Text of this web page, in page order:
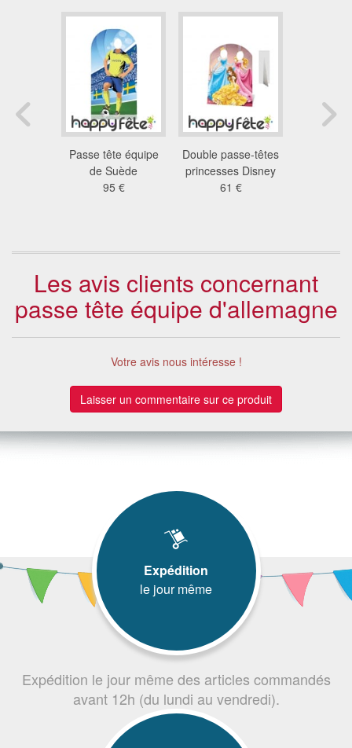
Passe tête équipe
de Suède
95 €
Double passe-têtes
princesses Disney
61 €
Les avis clients concernant
passe tête équipe d'allemagne
Votre avis nous intéresse !
Laisser un commentaire sur ce produit
Expédition
le jour même
Expédition le jour même des articles commandés
avant 12h (du lundi au vendredi).